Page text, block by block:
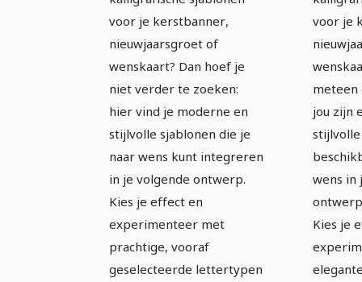
Versie 1
voor je kerstbanner,
nieuwjaarsgroet of
wenskaart? Dan hoef je
niet verder te zoeken:
hier vind je moderne en
stijlvolle sjablonen die je
naar wens kunt integreren
in je volgende ontwerp.
Kies je effect en
experimenteer met
prachtige, vooraf
geselecteerde lettertypen
voor je
meteen
jou zijn
wens in
Kies je